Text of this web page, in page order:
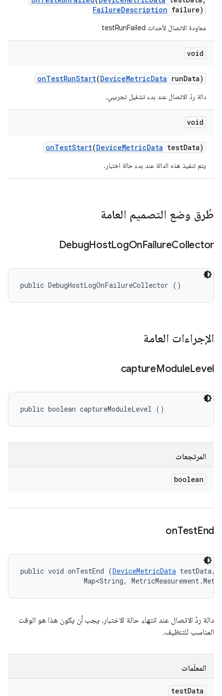
FailureDescription failure)
معاودة الاتصال لأحداث testRunFailed
void
onTestRunStart(DeviceMetricData runData)
دالة ردّ الاتصال عند بدء تشغيل تجريبي.
void
onTestStart(DeviceMetricData testData)
يتم تنفيذ هذه الدالة عند بدء حالة اختبار.
طُرق وضع التصميم العامة
DebugHostLogOnFailureCollector
public DebugHostLogOnFailureCollector ()
الإجراءات العامة
captureModuleLevel
public boolean captureModuleLevel ()
المرتجعات
boolean
onTestEnd
public void onTestEnd (DeviceMetricData testData,
Map<String,
دالة ردّ الاتصال عند انتهاء حالة الاختبار. يجب أن يكون هذا هو الوقت
المناسب للتنظيف.
المعلَمات
testData